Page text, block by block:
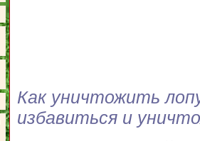
Как уничтожить
избавиться и